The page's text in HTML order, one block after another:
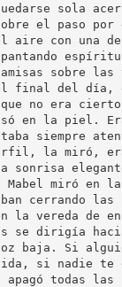
sola
el paso por
con una de
sobre
final del día,
no era cierto
en la piel.
siempre
la miró,
sonrisa
miró en
cerrando
la vereda de
se dirigía
baja. Si
si nadie te
apagó todas